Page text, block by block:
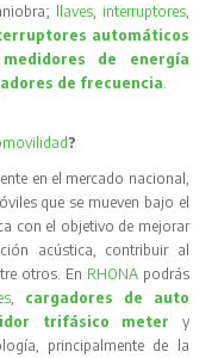
llaves, interruptores,
automáticos
medidores de energía
de frecuencia
?
en el mercado nacional,
que se mueven bajo el
con el objetivo de mejorar
acústica, contribuir al
otros. En RHONA podrás
, cargadores de auto
trifásico meter
y
principalmente de la